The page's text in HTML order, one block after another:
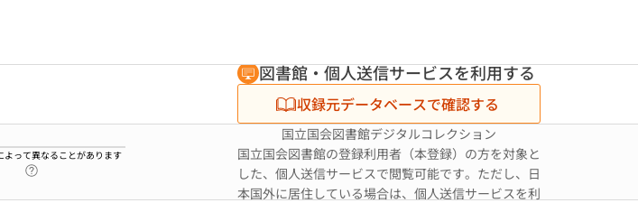
よって異なることがあります
図書館・個人送信サービスを利用する
収録元データベースで確認する
国立国会図書館デジタルコレクション
国立国会図書館の登録利用者（本登録）の方を対象と
した、個人送信サービスで閲覧可能です。ただし、日
本国外に居住している場合は、個人送信サービスを利